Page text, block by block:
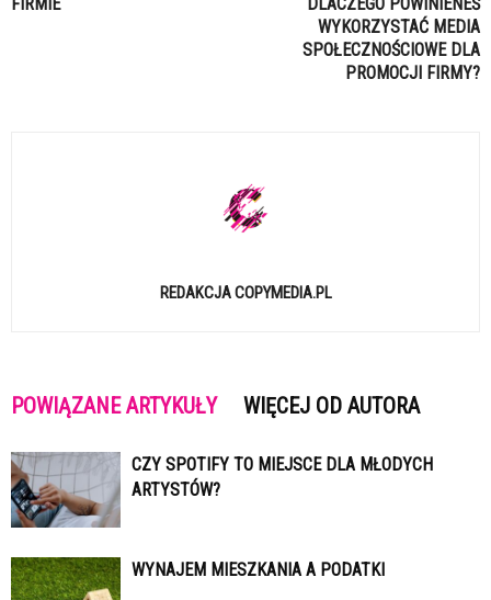
WYKORZYSTAĆ MEDIA
SPOŁECZNOŚCIOWE DLA
PROMOCJI FIRMY?
REDAKCJA COPYMEDIA.PL
POWIĄZANE ARTYKUŁY WIĘCEJ OD AUTORA
CZY SPOTIFY TO MIEJSCE DLA MŁODYCH
ARTYSTÓW?
WYNAJEM MIESZKANIA A PODATKI